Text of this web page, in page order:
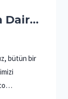
Dair…
bütün bir